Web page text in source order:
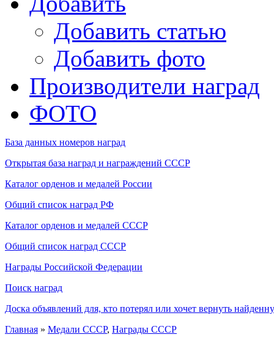
Добавить статью
Добавить фото
Производители наград
ФОТО
База данных номеров наград
Открытая база наград и награждений СССР
Каталог орденов и медалей России
Общий список наград РФ
Каталог орденов и медалей СССР
Общий список наград СССР
Награды Российской Федерации
Поиск наград
Доска объявлений для, кто потерял или хочет вернуть
Главная » Медали СССР, Награды СССР